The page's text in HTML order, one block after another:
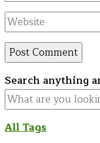
Website
Looking
for
Something?
Search anything
All Tags